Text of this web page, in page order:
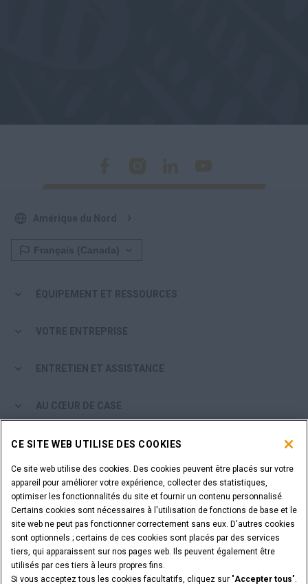
ÉQUIPEMENT ET RESSOURCES
VOTRE ENTREPRISE
ENTRETIEN ET ASSISTANCE
AU CŒUR DE CASE
PARCOURIR LES PRODUITS CASE
ÊTES-VOUS CONCESSIONNAIRE?
SE CONNECTER
VOULEZ-VOUS DEVENIR CONCESSIONNAIRE?
SOUMETTEZ VOTRE DEMANDE
CE SITE WEB UTILISE DES COOKIES
Ce site web utilise des cookies. Des cookies peuvent être placés sur votre
appareil pour améliorer votre expérience, collecter des statistiques,
optimiser les fonctionnalités du site et fournir un contenu personnalisé.
Certains cookies sont nécessaires à l'utilisation de fonctions de base et le
site web ne peut pas fonctionner correctement sans eux. D'autres cookies
sont optionnels ; certains de ces cookies sont placés par des services
tiers, qui apparaissent sur nos pages web. Ils peuvent également être
utilisés par ces tiers à leurs propres fins.
Si vous acceptez tous les cookies facultatifs, cliquez sur "Accepter tous".